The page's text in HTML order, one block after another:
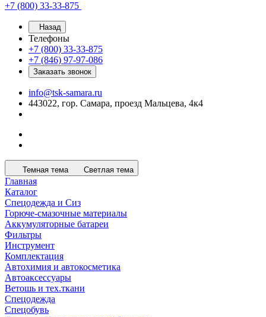
+7 (800) 33-33-875
Назад
Телефоны
+7 (800) 33-33-875
+7 (846) 97-97-086
Заказать звонок
info@tsk-samara.ru
443022, гор. Самара, проезд Мальцева, 4к4
Темная тема Светлая тема
Главная
Каталог
Спецодежда и Сиз
Горюче-смазочные материалы
Аккумуляторные батареи
Фильтры
Инструмент
Комплектация
Автохимия и автокосметика
Автоаксессуары
Ветошь и тех.ткани
Спецодежда
Спецобувь